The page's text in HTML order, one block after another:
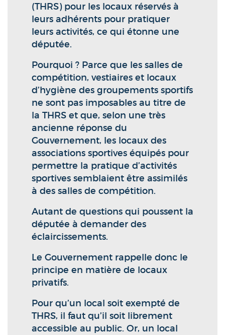
(THRS) pour les locaux réservés à
leurs adhérents pour pratiquer
leurs activités, ce qui étonne une
députée.
Pourquoi ? Parce que les salles de
compétition, vestiaires et locaux
d’hygiène des groupements sportifs
ne sont pas imposables au titre de
la THRS et que, selon une très
ancienne réponse du
Gouvernement, les locaux des
associations sportives équipés pour
permettre la pratique d’activités
sportives semblaient être assimilés
à des salles de compétition.
Autant de questions qui poussent la
députée à demander des
éclaircissements.
Le Gouvernement rappelle donc le
principe en matière de locaux
privatifs.
Pour qu’un local soit exempté de
THRS, il faut qu’il soit librement
accessible au public. Or, un local